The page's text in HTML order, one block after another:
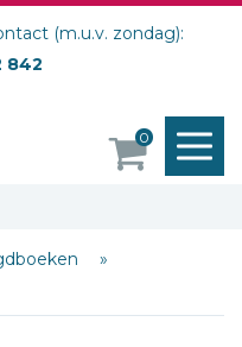
(m.u.v. zondag):
842
0